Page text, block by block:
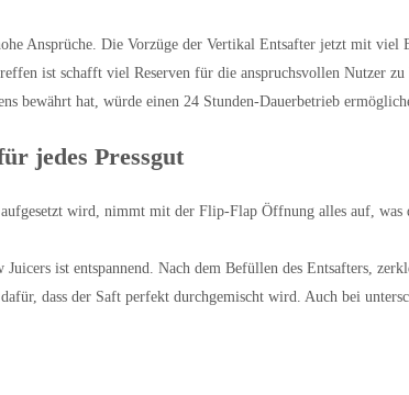
Ansprüche. Die Vorzüge der Vertikal Entsafter jetzt mit viel
ist schafft viel Reserven für die anspruchsvollen Nutzer zu
bewährt hat, würde einen 24 Stunden-Dauerbetrieb
jedes Pressgut
wird, nimmt mit der Flip-Flap Öffnung alles auf,
ist entspannend. Nach dem Befüllen des Entsafters,
dafür, dass der Saft perfekt durchgemischt wird. Auch bei